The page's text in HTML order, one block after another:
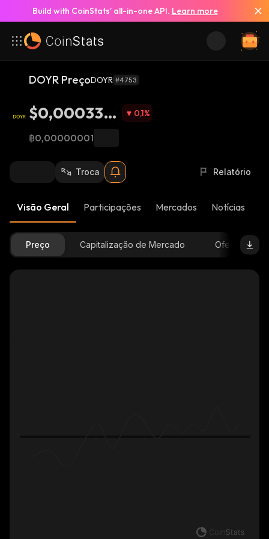
Build with CoinStats’ all-in-one API. Learn more
DOYR PreçoDOYR #4753
$0,000338
4
0,1%
฿0,00000001
Troca Relatório
Visão Geral Participações Mercados Notícias
Preço Capitalização de Mercado Oferta